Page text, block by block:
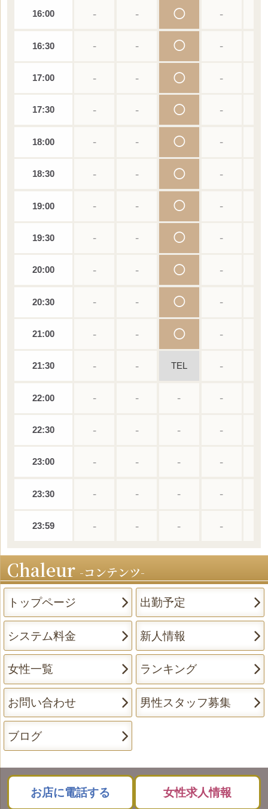
16:00
16:30
17:00
17:30
18:00
18:30
19:00
19:30
20:00
20:30
21:00
21:30
22:00
22:30
23:00
23:30
23:59
-
-
-
-
-
-
-
-
-
-
-
-
-
-
-
-
-
-
-
-
-
-
-
-
-
-
-
-
-
-
-
-
-
-
◯
◯
◯
◯
◯
◯
◯
◯
◯
◯
◯
TEL
-
-
-
-
-
-
-
-
-
-
-
-
-
-
-
-
-
-
-
-
-
-
Chaleur コンテンツ
トップページ 出勤予定
システム料金 新人情報
女性一覧 ランキング
お問い合わせ 男性スタッフ募集
ブログ
お店に電話する 女性求人情報